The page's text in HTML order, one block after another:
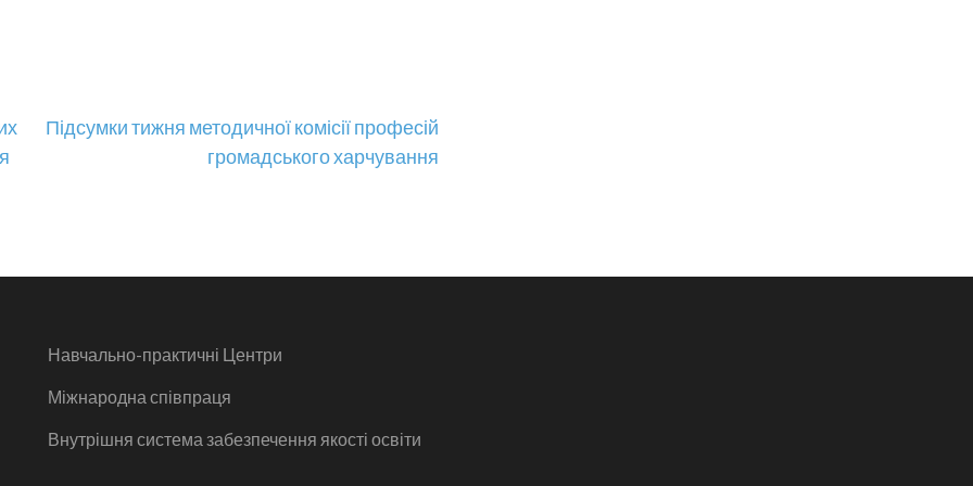
Підсумки тижня методичної комісії професій
громадського харчування
Навчально-практичні Центри
Міжнародна співпраця
Внутрішня система забезпечення якості освіти